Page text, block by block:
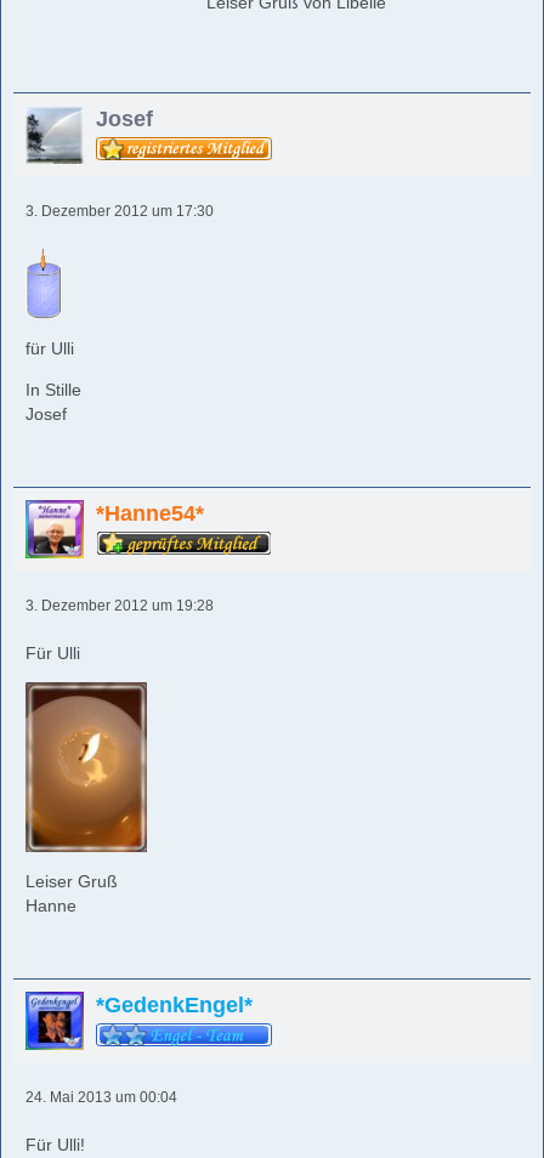
Josef
3. Dezember 2012 um 17:30
für Ulli
In Stille
Josef
*Hanne54*
3. Dezember 2012 um 19:28
Für Ulli
Leiser Gruß
Hanne
*GedenkEngel*
24. Mai 2013 um 00:04
Für Ulli!